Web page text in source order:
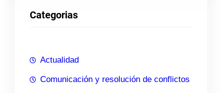
a
Categorias
Actualidad
Comunicación y resolución de conflictos